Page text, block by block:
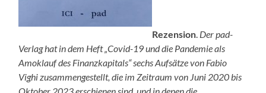
Rezension Der pad-
Verlag hat in dem Heft „Covid-19 und die Pandemie als
Amoklauf des Finanzkapitals“ sechs Aufsätze von Fabio
Vighi zusammengestellt, die im Zeitraum von Juni 2020 bis